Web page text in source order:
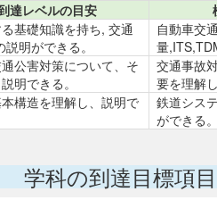
達レベルの目安
基礎知識を持ち, 交通
明ができる。
自動車交
量
公害対策について、そ
明できる。
交通事故
要を理解
構造を理解し、説明で
鉄道シス
ができる。
学科の到達目標項